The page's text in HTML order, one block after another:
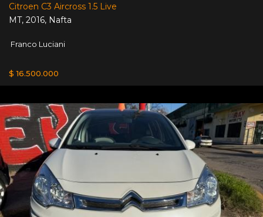
Citroen C3 Aircross 1.5 Live
MT, 2016, Nafta
Franco Luciani
$ 16.500.000